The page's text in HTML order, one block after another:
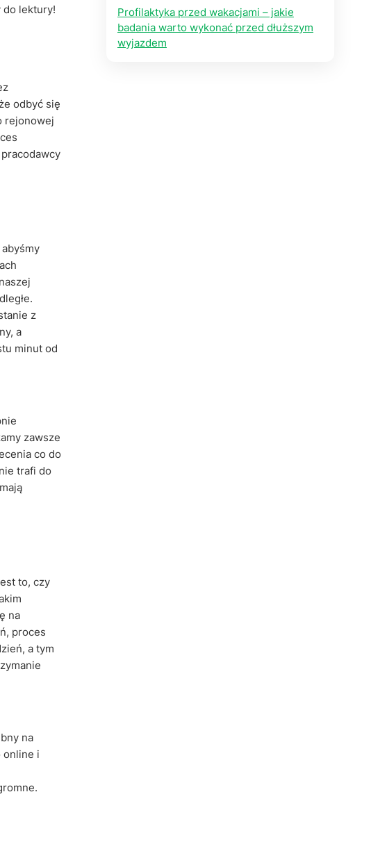
do lektury!
odbyć się
rejonowej
z
a
minut od
zawsze
co do
trafi do
to, czy
na
proces
a tym
na
online i
Profilaktyka przed wakacjami – jakie
badania warto wykonać przed dłuższym
wyjazdem